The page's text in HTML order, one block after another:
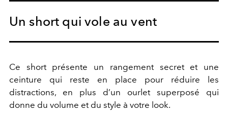
Un short qui vole au vent
Ce short présente un rangement secret et une
ceinture qui reste en place pour réduire les
distractions, en plus d’un ourlet superposé qui
donne du volume et du style à votre look.